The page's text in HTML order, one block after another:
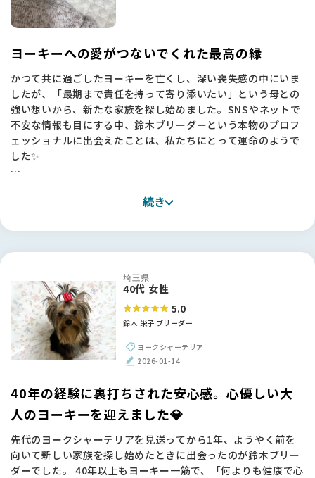
報が多すぎて何が正しいのか判断に迷うことも多かったです。
特にコロナ禍を経て状況が変わり、乱繁殖などのニュースも目
にする中で、何を信じればいいのか悩むことも多かったのです
が、BFさんはそんな不安を解消してくれました。
・情報の透明性： サイト内で取材記事やエピソードをしっかり
読み込めたので、鈴木さんの活動内容や親犬の様子が事前に分
かり、安心してご連絡できました。写真でこの子に「一目惚
れ」したのも、BFさんで発掘できたおかげです！
・信頼の架け橋： 審査をクリアした信頼できる方が間に入って
紹介してくれる仕組みは、私のように「人が信頼できないとお
「最後は人柄で決めたい」と思っていた私にとって、鈴木さん
や吉村さんのような真摯な方々を発掘できるこのサイトは、最
ヨーキーへの愛がつないでくれた最高の縁
かつて共に過ごしたヨーキーを亡くし、深い喪失感の中にいま
したが、「最期まで責任を持って寄り添いたい」という母との
強い想いから、新たな家族を探し始めました。SNSやネットで
不安な情報も目にする中、鈴木ブリーダーという本物のプロフ
ェッショナルに出会えたことは、私たちにとって運命のようで
した✨
オン犬たちがのびのびと、そして愛情たっぷりに育てられてい
い」という鈴木さんの揺るぎない信念に触れ、この方からお迎
お迎えまでの約1ヶ月間、毎日のように写真や動画を送ってく
ださったおかげで、天海（あまみ）と乙藤女（おとめ）の成長
を一緒に見守る幸せな時間を過ごせました。当日いただいた丁
寧なアドバイスや、憧れの鈴木さんにいただいたサインは一生
の宝物です！お迎えした2頭は驚くほど賢く、トイレも完璧
で、愛情深く育てていただいたことが日々伝わってきます🐶💕
【BreederFamiliesへ】
今回、鈴木ブリーダーとの素晴らしいご縁を繋いでくださった
のは、間違いなくBreederFamiliesさんのおかげです。
単なる仲介サイトではなく、10％という厳しい審査基準を設け
て「動物福祉」に真正面から取り組む姿勢に深く共感し、ここ
続き
埼玉県
40代 女性
5.0
鈴木 栄子 ブリーダー
ヨークシャーテリア
2026-01-14
40年の経験に裏打ちされた安心感。心優しい大
人のヨーキーを迎えました💎
先代のヨークシャーテリアを見送ってから1年、ようやく前を
向いて新しい家族を探し始めたときに出会ったのが鈴木ブリー
ダーでした。 40年以上もヨーキー一筋で、「何よりも健康で心